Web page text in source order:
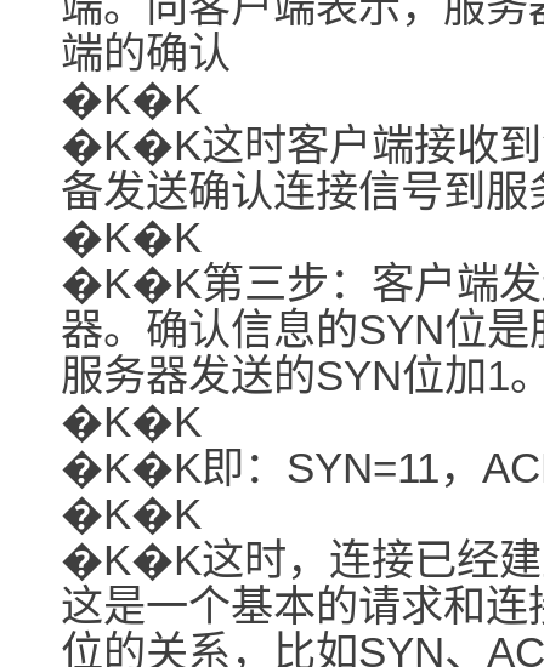
端的确认
�K�K
�K�K这时客户端接收到
备发送确认连接信号到服
�K�K
�K�K第三步：客户端发
器。确认信息的SYN位
服务器发送的SYN位加1
�K�K
�K�K即：SYN=11，
�K�K
�K�K这时，连接已经建
这是一个基本的请求和
位的关系，比如SYN、